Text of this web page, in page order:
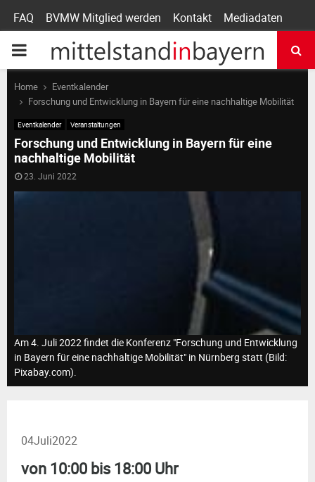
FAQ BVMW Mitglied werden Kontakt Mediadaten
P
R
M
A
E
N
Home
Eventkalender
Forschung und Entwicklung in Bayern für eine nachhaltige Mobilität
Eventkalender Veranstaltungen
Forschung und Entwicklung in Bayern für eine
nachhaltige Mobilität
23. Juni 2022
Am 4. Juli 2022 findet die Konferenz "Forschung und Entwicklung
in Bayern für eine nachhaltige Mobilität" in Nürnberg statt (Bild:
Pixabay.com).
04Juli2022
von 10:00 bis 18:00 Uhr